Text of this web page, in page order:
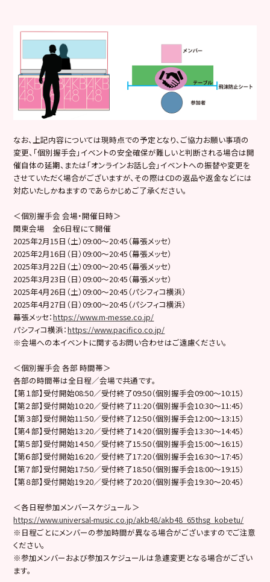
なお、上記内容については現時点での予定となり、ご協力お願い事項の
変更、「個別握手会」イベントの安全確保が難しいと判断される場合は開
催自体の延期、または「オンラインお話し会」イベントへの振替や変更を
させていただく場合がございますが、その際はCDの返品や返金などには
対応いたしかねますのであらかじめご了承ください。
＜個別握手会 会場・開催日時＞
関東会場 全6日程にて開催
2025年2月15日（土）09:00〜20:45（幕張メッセ）
2025年2月16日（日）09:00〜20:45（幕張メッセ）
2025年3月22日（土）09:00〜20:45（幕張メッセ）
2025年3月23日（日）09:00〜20:45（幕張メッセ）
2025年4月26日（土）09:00〜20:45（パシフィコ横浜）
2025年4月27日（日）09:00〜20:45（パシフィコ横浜）
幕張メッセ：https://www.m-messe.co.jp/
パシフィコ横浜：https://www.pacifico.co.jp/
※会場への本イベントに関するお問い合わせはご遠慮ください。
＜個別握手会 各部 時間帯＞
各部の時間帯は全日程／会場で共通です。
【第１部】受付開始08:50／受付終了09:50（個別握手会09:00～10:15）
【第２部】受付開始10:20／受付終了11:20（個別握手会10:30～11:45）
【第３部】受付開始11:50／受付終了12:50（個別握手会12:00～13:15）
【第４部】受付開始13:20／受付終了14:20（個別握手会13:30～14:45）
【第５部】受付開始14:50／受付終了15:50（個別握手会15:00～16:15）
【第６部】受付開始16:20／受付終了17:20（個別握手会16:30～17:45）
【第７部】受付開始17:50／受付終了18:50（個別握手会18:00～19:15）
【第８部】受付開始19:20／受付終了20:20（個別握手会19:30～20:45）
＜各日程参加メンバースケジュール＞
https://www.universal-music.co.jp/akb48/akb48_65thsg_kobetu/
※日程ごとにメンバーの参加時間が異なる場合がございますのでご注意
ください。
※参加メンバーおよび参加スケジュールは急遽変更となる場合がござい
ます。